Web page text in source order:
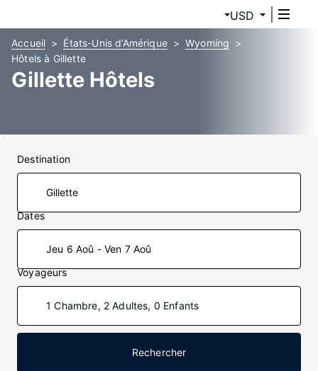
USD
Accueil États-Unis d’Amérique
Wyoming
Hôtels à Gillette
Gillette Hôtels
Destination
Dates
Jeu 6 Aoû - Ven 7 Aoû
Voyageurs
1 Chambre, 2 Adultes, 0 Enfants
Rechercher